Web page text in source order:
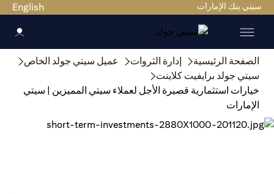
سيتي بنك الإمارات English
الصفحة الرئيسية إدارة الثروات
عميل سيتي جولد الخاص
سيتي جولد برايفيت كلاينت
خيارات استثمارية قصيرة الأجل لعملاء سيتي المميزين | سيتي
الإمارات